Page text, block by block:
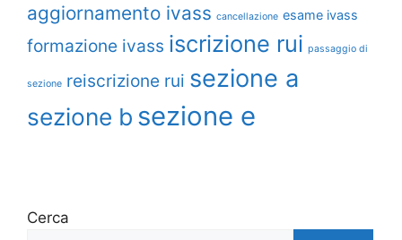
aggiornamento ivass cancellazione esame ivass
formazione ivass iscrizione rui passaggio di
sezione reiscrizione rui sezione a
sezione b sezione e
Cerca